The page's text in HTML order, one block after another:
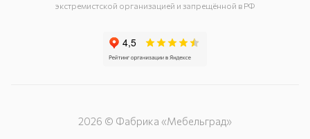
экстремистской организацией и запрещённой в РФ
2026 © Фабрика «Мебельград»